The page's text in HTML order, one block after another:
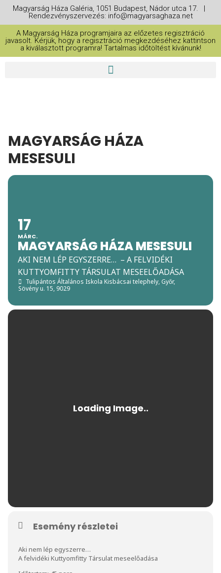
Magyarság Háza Galéria, 1051 Budapest, Nádor utca 17. |
Rendezvényszervezés: info@magyarsaghaza.net
A Magyarság Háza programjaira az előzetes regisztráció
javasolt. Kérjük, hogy a regisztráció megkezdéséhez kattintson
a kiválasztott programra! Tartalmas időtöltést kívánunk!
MAGYARSÁG HÁZA
MESESULI
17
MÁRC.
MAGYARSÁG HÁZA MESESULI
AKI NEM LÉP EGYSZERRE… – A FELVIDÉKI
KUTTYOMFITTY TÁRSULAT MESEELŐADÁSA
Tulipántos Általános Iskola Kisbácsai telephely, Győr,
Sövény u. 15, 9029
Esemény részletei
Aki nem lép egyszerre…
A felvidéki Kuttyomfitty Társulat meseelőadása